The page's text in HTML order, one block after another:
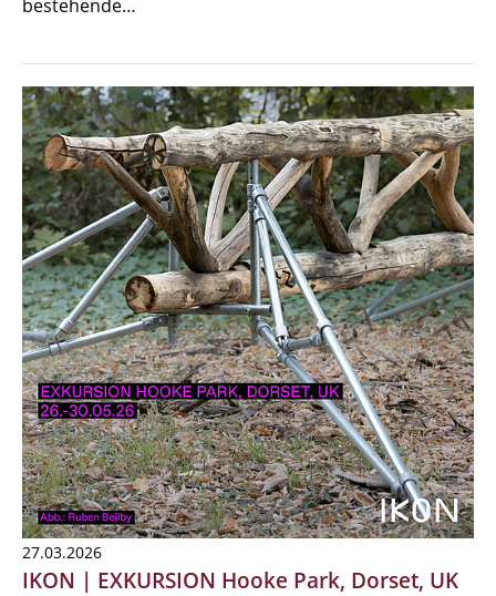
bestehende…
27.03.2026
IKON | EXKURSION Hooke Park, Dorset, UK